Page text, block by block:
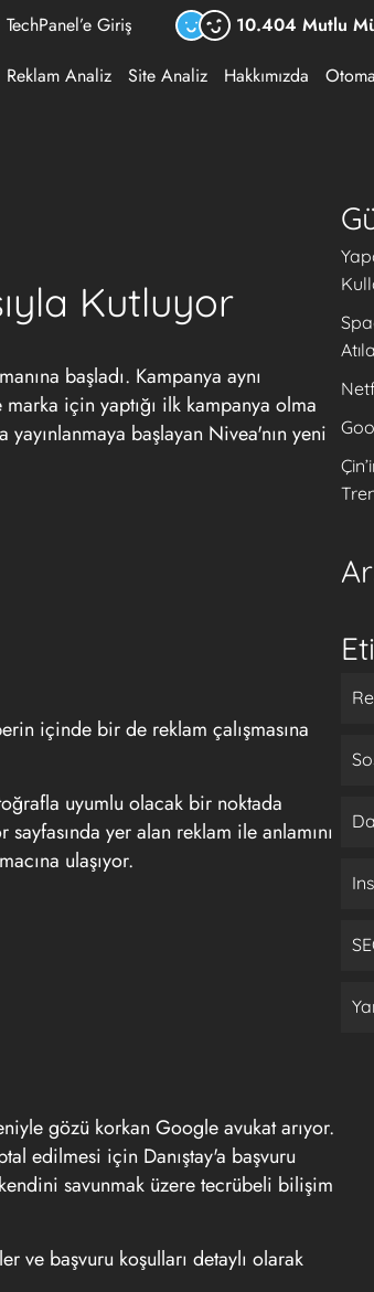
TechPanel’e Giriş 10.404 Mutlu
Reklam Analiz Site Analiz Hakkımızda
Kutluyor
başladı. Kampanya aynı
için yaptığı ilk kampanya olma
başlayan Nivea'nın yeni
içinde bir de reklam çalışmasına
uyumlu olacak bir noktada
yer alan reklam ile anlamını
ulaşıyor.
gözü korkan Google avukat arıyor.
edilmesi için Danıştay'a başvuru
savunmak üzere tecrübeli bilişim
ve başvuru koşulları detaylı olarak